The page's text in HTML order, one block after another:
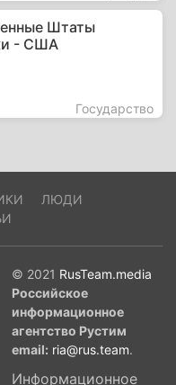
Штаты
- США
Государство
ЛЮДИ
© 2021 RusTeam.media
Российское
информационное
агентство Рустим
email: ria@rus.team.
Информационное